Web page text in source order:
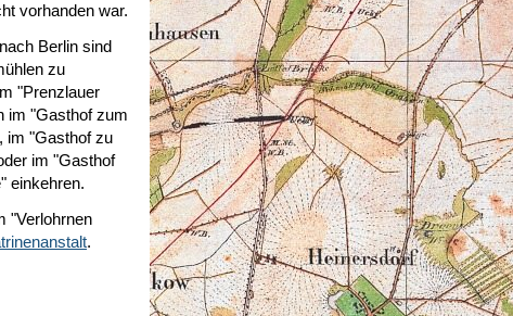
vorhanden war.
Berlin sind
zu
"Prenzlauer
im "Gasthof zum
im "Gasthof zu
im "Gasthof
einkehren.
"Verlohrnen
.